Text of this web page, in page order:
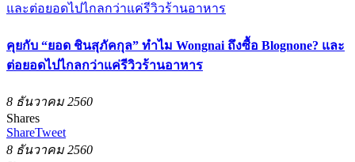
คุยกับ “ยอด ชินสุภัคกุล” ทำไม Wongnai ถึงซื้อ Blognone? และ
ต่อยอดไปไกลกว่าแค่รีวิวร้านอาหาร
8 ธันวาคม 2560
Shares
ShareTweet
8 ธันวาคม 2560